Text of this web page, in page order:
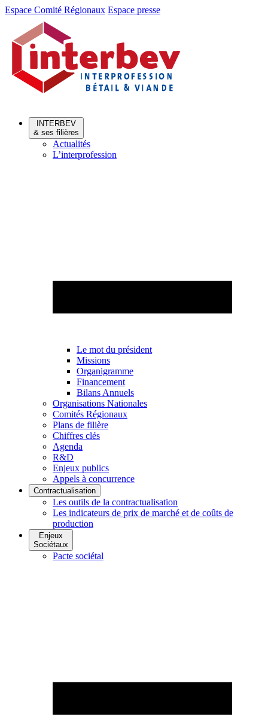
Aller
Aller
contenu
Espace Comité Régionaux Espace presse
INTERBEV
& ses filières
Actualités
L’interprofession
Le mot du président
Missions
Organigramme
Financement
Bilans Annuels
Organisations Nationales
Comités Régionaux
Plans de filière
Chiffres clés
Agenda
R&D
Enjeux publics
Appels à concurrence
Contractualisation
Les outils de la contractualisation
Les indicateurs de prix de marché et de coûts de
production
Enjeux
Sociétaux
Pacte sociétal